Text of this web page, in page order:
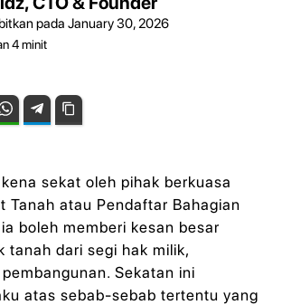
pada January 30, 2026
4minit
WhatsAppTelegram
sekat oleh pihak berkuasa
Tanah atau Pendaftar Bahagian
boleh memberi kesan besar
tanah dari segi hak milik,
Sekatan ini
atas sebab-sebab tertentu yang